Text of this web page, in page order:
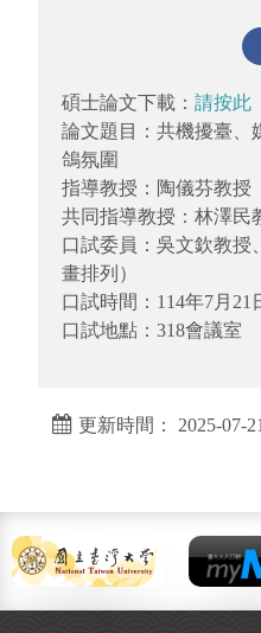
碩士論文下載： 請按此
論文題目：共機擾臺、
鴿氛圍
指導教授：陶儀芬教授
共同指導教授：林澤民
口試委員：吳文欽教授
畫排列）
口試時間：114年7月
口試地點：318會議室
更新時間： 2025-07-